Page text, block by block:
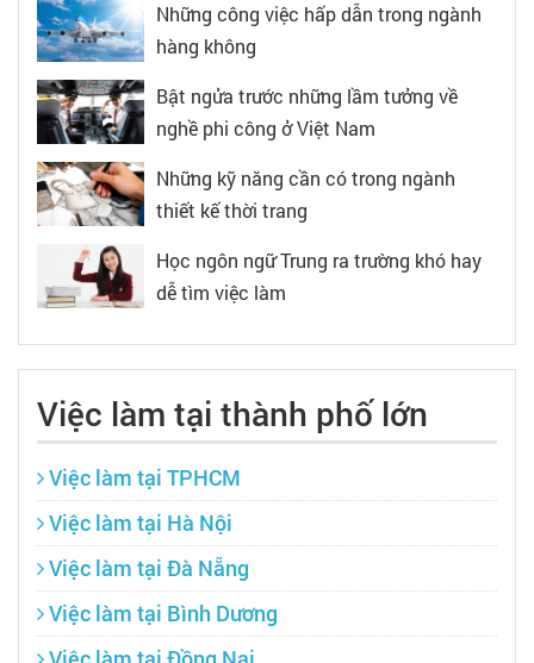
Những công việc hấp dẫn trong ngành
hàng không
Bật ngửa trước những lầm tưởng về
nghề phi công ở Việt Nam
Những kỹ năng cần có trong ngành
thiết kế thời trang
Học ngôn ngữ Trung ra trường khó hay
dễ tìm việc làm
Việc làm tại thành phố lớn
Việc làm tại TPHCM
Việc làm tại Hà Nội
Việc làm tại Đà Nẵng
Việc làm tại Bình Dương